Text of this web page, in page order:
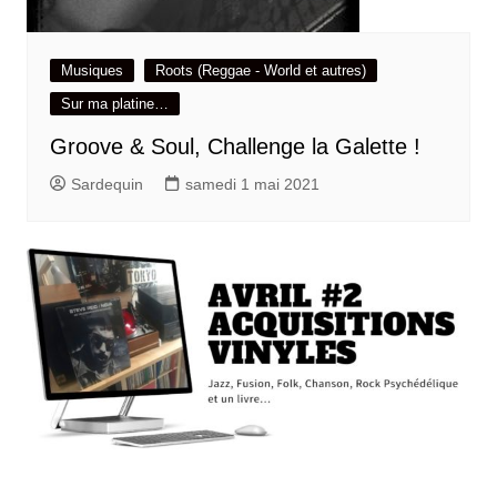
Musiques
Roots (Reggae - World et autres)
Sur ma platine…
Groove & Soul, Challenge la Galette !
Sardequin samedi 1 mai 2021